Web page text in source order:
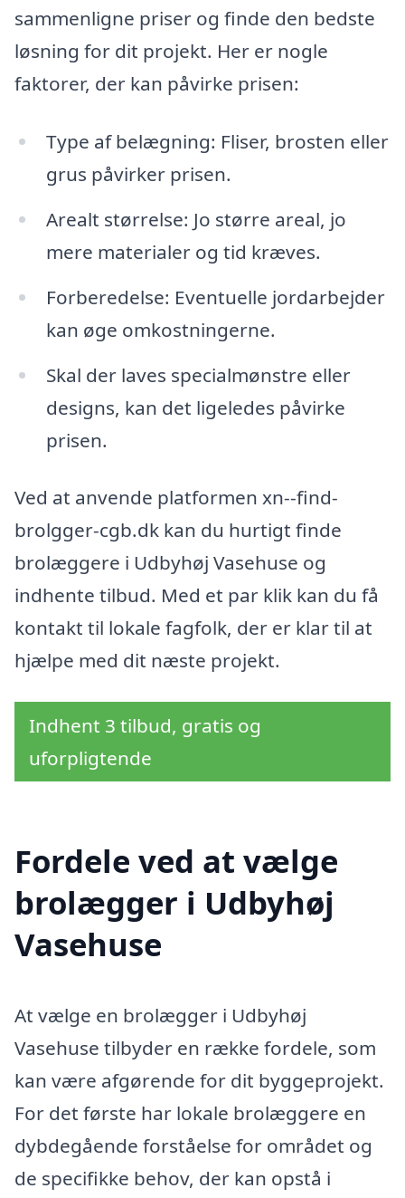
sammenligne priser og finde den bedste
løsning for dit projekt. Her er nogle
faktorer, der kan påvirke prisen:
Type af belægning: Fliser, brosten eller
grus påvirker prisen.
Arealt størrelse: Jo større areal, jo
mere materialer og tid kræves.
Forberedelse: Eventuelle jordarbejder
kan øge omkostningerne.
Skal der laves specialmønstre eller
designs, kan det ligeledes påvirke
prisen.
Ved at anvende platformen xn--find-
brolgger-cgb.dk kan du hurtigt finde
brolæggere i Udbyhøj Vasehuse og
indhente tilbud. Med et par klik kan du få
kontakt til lokale fagfolk, der er klar til at
hjælpe med dit næste projekt.
Indhent 3 tilbud, gratis og
uforpligtende
Fordele ved at vælge
brolægger i Udbyhøj
Vasehuse
At vælge en brolægger i Udbyhøj
Vasehuse tilbyder en række fordele, som
kan være afgørende for dit byggeprojekt.
For det første har lokale brolæggere en
dybdegående forståelse for området og
de specifikke behov, der kan opstå i